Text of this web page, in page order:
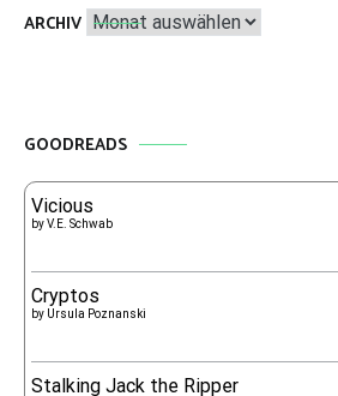
ARCHIV Archiv
GOODREADS
Vicious
byV.E. Schwab
Cryptos
by Ursula Poznanski
Stalking Jack the Ripper